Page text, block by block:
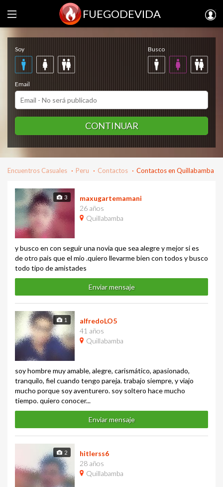
FUEGODEVIDA
Regístrate gratis
Soy Busco
Email
CONTINUAR
Encuentros Casuales Peru Contactos Contactos en Quillabamba
3
maxugartemamani
26 años
Quillabamba
y busco en con seguir una novia que sea alegre y mejor si es
de otro pais que el mio .quiero llevarme bien con todos y busco
todo tipo de amistades
Enviar mensaje
1
alfredoLO5
41 años
Quillabamba
soy hombre muy amable, alegre, carismático, apasionado,
tranquilo, fiel cuando tengo pareja. trabajo siempre, y viajo
mucho porque soy aventurero. soy soltero hace mucho
tiempo. quiero conocer...
Enviar mensaje
2
hitlerss6
28 años
Quillabamba